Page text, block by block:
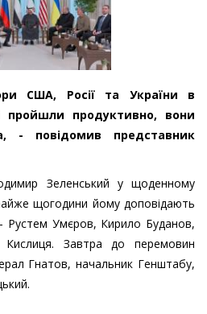
США, Росії та України в
пройшли продуктивно, вони
- повідомив представник
Зеленський у щоденному
щогодини йому доповідають
– Рустем Умєров, Кирило Буданов,
Кислиця. Завтра до перемовин
Гнатов, начальник Генштабу,